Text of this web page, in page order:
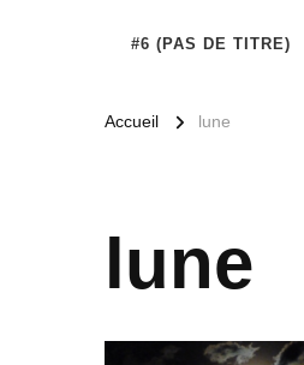
#6 (PAS DE TITRE)
Accueil lune
lune